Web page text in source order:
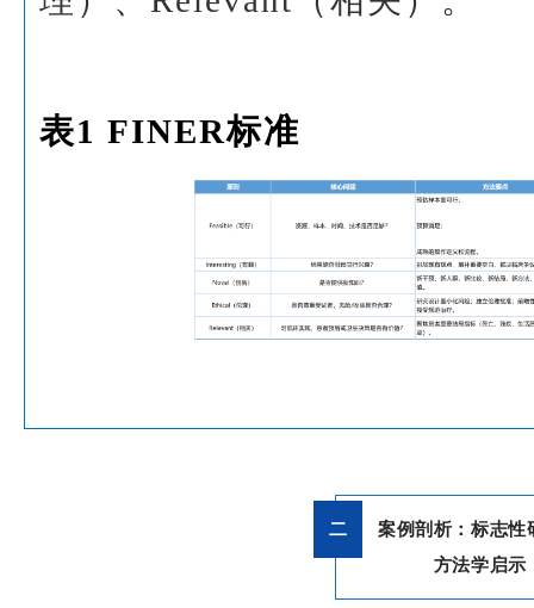
表1 FINER标准
二
案例剖析：标志性
方法学启示